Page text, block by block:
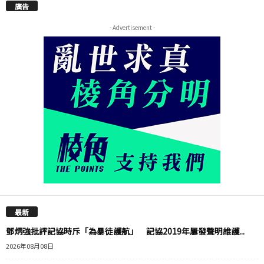
廣告
- Advertisement -
最新
鄧炳強批評記協時斥「為暴徒護航」 記協2019年屢發聲明維護...
2026年08月08日